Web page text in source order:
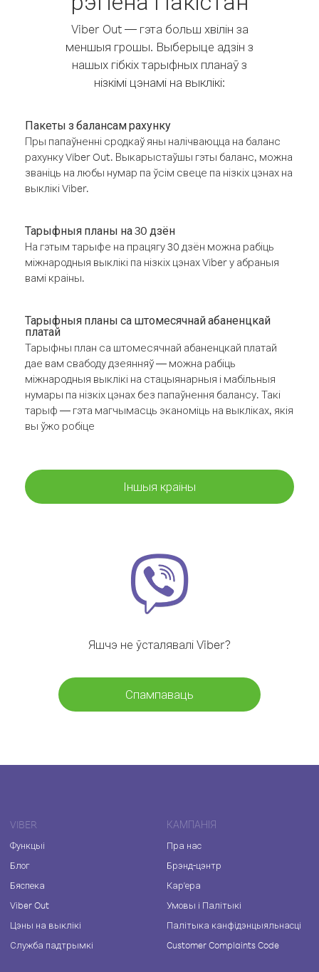
Viber Out — гэта больш хвілін за
меншыя грошы. Выберыце адзін з
нашых гібкіх тарыфных планаў з
нізкімі цэнамі на выклікі:
Пакеты з балансам рахунку
Пры папаўненні сродкаў яны налічваюцца на баланс
рахунку Viber Out. Выкарыстаўшы гэты баланс, можна
званіць на любы нумар па ўсім свеце па нізкіх цэнах на
выклікі Viber.
Тарыфныя планы на 30 дзён
На гэтым тарыфе на працягу 30 дзён можна рабіць
міжнародныя выклікі па нізкіх цэнах Viber у абраныя
вамі краіны.
Тарыфныя планы са штомесячнай абаненцкай
платай
Тарыфны план са штомесячнай абаненцкай платай
дае вам свабоду дзеянняў — можна рабіць
міжнародныя выклікі на стацыянарныя і мабільныя
нумары па нізкіх цэнах без папаўнення балансу. Такі
тарыф — гэта магчымасць эканоміць на выкліках, якія
вы ўжо робіце
Іншыя краіны
Яшчэ не ўсталявалі Viber?
Спампаваць
VIBER
Функцыі
Блог
Бяспека
Viber Out
Цэны на выклікі
Служба падтрымкі
КАМПАНІЯ
Пра нас
Брэнд-цэнтр
Кар'ера
Умовы і Палітыкі
Палітыка канфідэнцыяльнасці
Customer Complaints Code